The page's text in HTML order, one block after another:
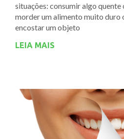
situações: consumir algo quente
morder um alimento muito duro
encostar um objeto
LEIA MAIS